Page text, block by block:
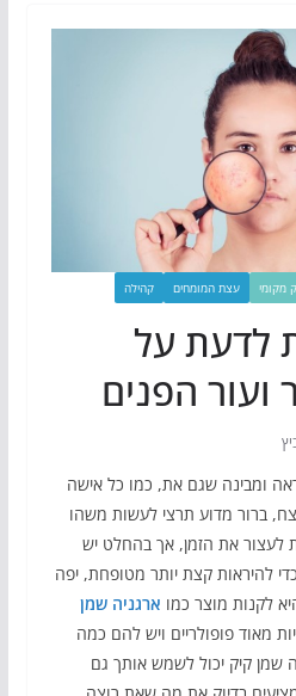
מקומי עצת המומחים קהילה
לדעת על
ועור הפנים
ומבינה שגם את, כמו כל אישה
ברור מדוע תרצי לעשות משהו
לעצור את הזמן, אך בהחלט יש
להיראות קצת יותר מטופחת, יפה
לקנות מוצר כמו ארגניה שמן
מאוד פופולריים ויש להם כמה
שמן קיק יכול לשמש אותך גם